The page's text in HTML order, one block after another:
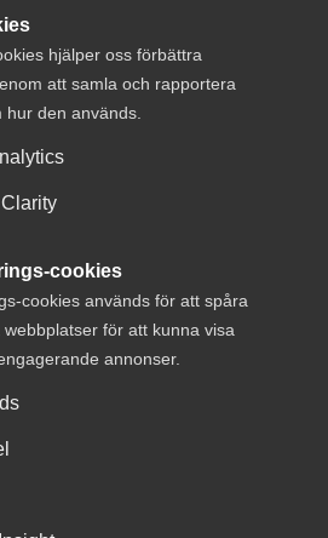
hjälper oss förbättra
att samla och rapportera
hur den används.
cookies
cookies används för att spåra
för att kunna visa
annonser.